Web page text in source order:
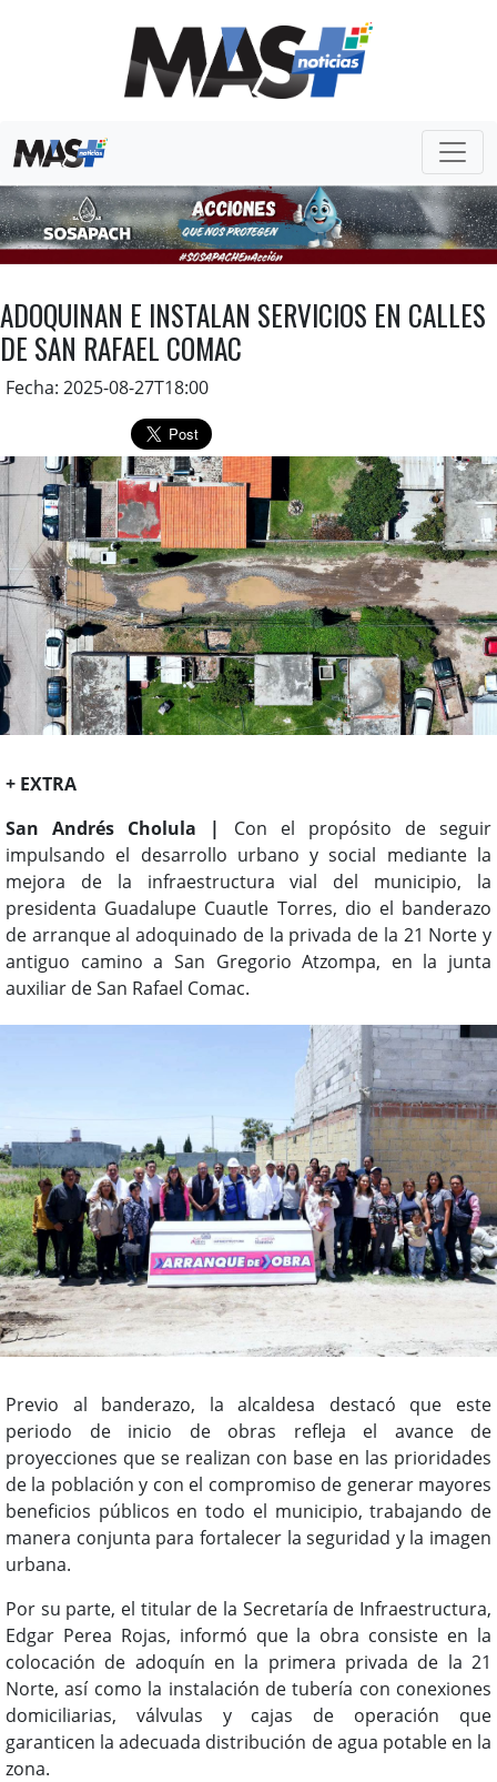
ADOQUINAN E INSTALAN SERVICIOS EN CALLES
DE SAN RAFAEL COMAC
Fecha: 2025-08-27T18:00
+ EXTRA
San Andrés Cholula |
Con el propósito de seguir
impulsando el desarrollo urbano y social mediante la
mejora de la infraestructura vial del municipio, la
presidenta Guadalupe Cuautle Torres, dio el banderazo
de arranque al adoquinado de la privada de la 21 Norte y
antiguo camino a San Gregorio Atzompa, en la junta
auxiliar de San Rafael Comac.
Previo al banderazo, la alcaldesa destacó que este
periodo de inicio de obras refleja el avance de
proyecciones que se realizan con base en las prioridades
de la población y con el compromiso de generar mayores
beneficios públicos en todo el municipio, trabajando de
manera conjunta para fortalecer la seguridad y la imagen
urbana.
Por su parte, el titular de la Secretaría de Infraestructura,
Edgar Perea Rojas, informó que la obra consiste en la
colocación de adoquín en la primera privada de la 21
Norte, así como la instalación de tubería con conexiones
domiciliarias, válvulas y cajas de operación que
garanticen la adecuada distribución de agua potable en la
zona.